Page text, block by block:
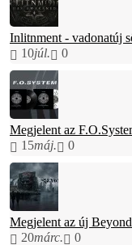
Inlitnment - vadonatúj
10júl. 0
Megjelent az
15máj. 0
Megjelent az új
20márc. 0